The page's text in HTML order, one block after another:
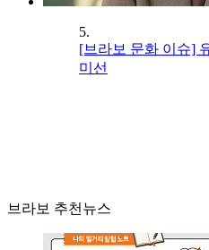
5.
[브라보 문화 이슈]
미선
브라보 추천뉴스